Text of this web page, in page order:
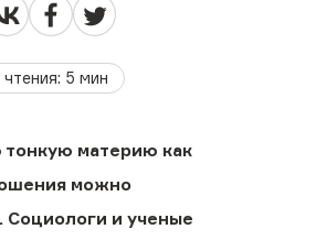
: 5 мин
тонкую материю как
можно
Социологи и ученые